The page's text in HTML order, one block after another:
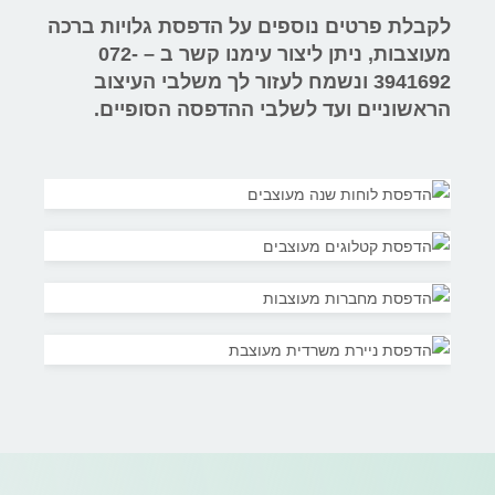
לקבלת פרטים נוספים על הדפסת גלויות ברכה
מעוצבות, ניתן ליצור עימנו קשר ב – 072-
3941692 ונשמח לעזור לך משלבי העיצוב
הראשוניים ועד לשלבי ההדפסה הסופיים.